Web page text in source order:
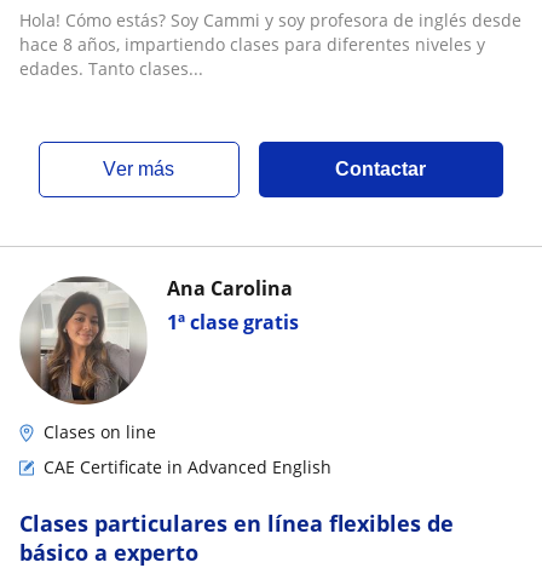
Hola! Cómo estás? Soy Cammi y soy profesora de inglés desde
hace 8 años, impartiendo clases para diferentes niveles y
edades. Tanto clases...
ver más Contactar
1ª clase gratis
Ana Carolina
Clases on line
CAE Certificate in Advanced English
Clases particulares en línea flexibles de
básico a experto